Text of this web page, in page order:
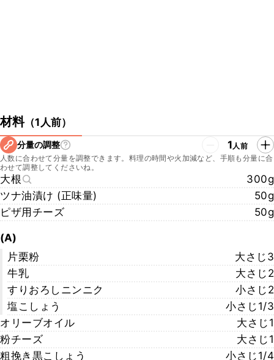
材料（1人前）
分量の調整 1人前
人数に合わせて分量を調整できます。料理の時間や火加減など、手順も分量に合
わせて調整してくださいね。
大根
300g
ツナ油漬け (正味量)
50g
ピザ用チーズ
50g
(A)
片栗粉
大さじ3
牛乳
大さじ2
すりおろしニンニク
小さじ2
塩こしょう
小さじ1/3
オリーブオイル
大さじ1
粉チーズ
大さじ1
粗挽き黒こしょう
小さじ1/4